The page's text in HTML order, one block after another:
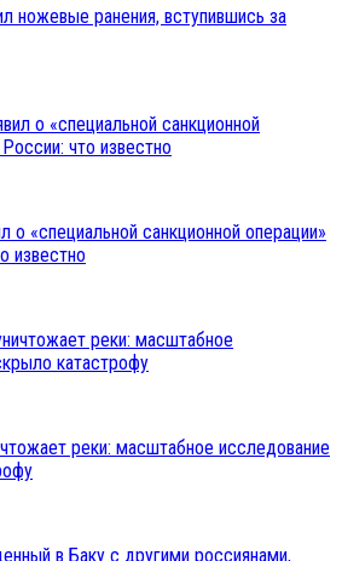
ножевые ранения, вступившись за
о «специальной санкционной операции»
известно
реки: масштабное исследование